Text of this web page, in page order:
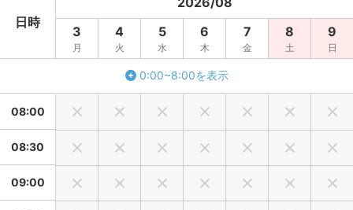
日時
3
月
4
火
5
水
6
木
7
金
8
土
9
日
0:00~8:00を表示
08:00
08:30
09:00